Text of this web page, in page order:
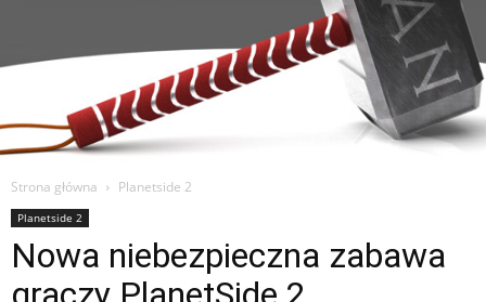
Strona główna Planetside 2
Planetside 2
Nowa niebezpieczna zabawa